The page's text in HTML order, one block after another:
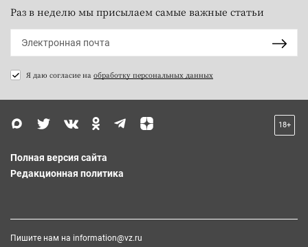
Раз в неделю мы присылаем самые важные статьи
Я даю согласие на обработку персональных данных
18+
Полная версия сайта
Редакционная политика
Пишите нам на information@vz.ru